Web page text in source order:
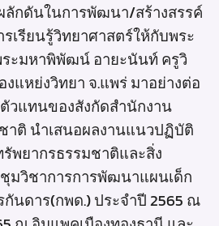
ลักดันในการพัฒนา/สร้างสรรค์
เรียนรู้วิทยาศาสตร์ให้กับพระ
ระมหาพิพัฒน์ อายะนันท์ ครูวิ
งแหย่งวิทยา จ.แพร่ มาอย่างต่อ
วแทนของสังกัดสำนักงาน
าติ นำเสนอผลงานแนวปฏิบัติ
พยากรธรรมชาติและสิ่ง
มวิชาการการพัฒนาแผนเด็ก
นดาร(กพด.) ประจำปี 2565 ณ